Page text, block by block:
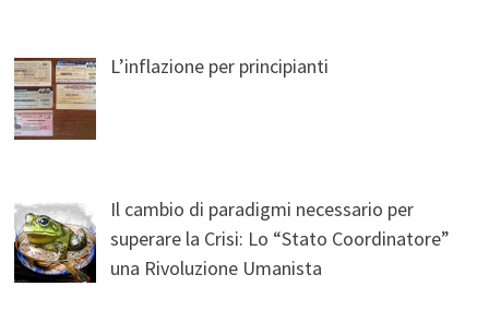
L’inflazione per principianti
Il cambio di paradigmi necessario per
superare la Crisi: Lo “Stato Coordinatore”
una Rivoluzione Umanista